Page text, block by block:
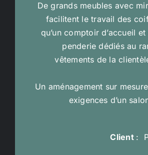
De grands meubles avec
facilitent le travail des
qu’un comptoir d’accueil
penderie dédiés au
vêtements de la
Un aménagement sur
exigences d’un
Client :